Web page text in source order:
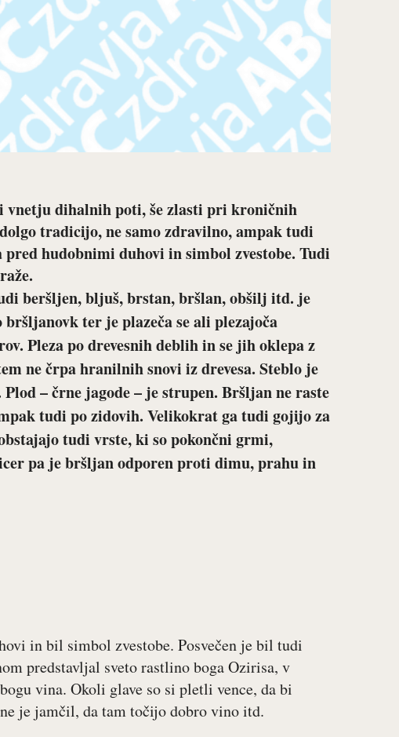
vnetju dihalnih poti, še zlasti pri kroničnih
tradicijo, ne samo zdravilno, ampak tudi
hudobnimi duhovi in simbol zvestobe. Tudi
beršljen, bljuš, brstan, bršlan, obšilj itd. je
ter je plazeča se ali plezajoča
Pleza po drevesnih deblih in se jih oklepa z
ne črpa hranilnih snovi iz drevesa. Steblo je
– črne jagode – je strupen. Bršljan ne raste
tudi po zidovih. Velikokrat ga tudi gojijo za
tudi vrste, ki so pokončni grmi,
pa je bršljan odporen proti dimu, prahu in
in bil simbol zvestobe. Posvečen je bil tudi
predstavljal sveto rastlino boga Ozirisa, v
vina. Okoli glave so si pletli vence, da bi
je jamčil, da tam točijo dobro vino itd.